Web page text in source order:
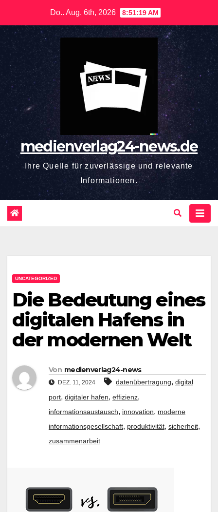
springen
Do.. Aug. 6th, 2026 8:51:20 AM
medienverlag24-news.de
Ihre Quelle für zuverlässige und relevante
Informationen.
UNCATEGORIZED
Die Bedeutung eines
digitalen Hafens in
der modernen Welt
Von medienverlag24-news
DEZ. 11, 2024 datenübertragung, digital
port, digitaler hafen, effizienz,
informationsaustausch, innovation, moderne
informationsgesellschaft, produktivität, sicherheit,
zusammenarbeit